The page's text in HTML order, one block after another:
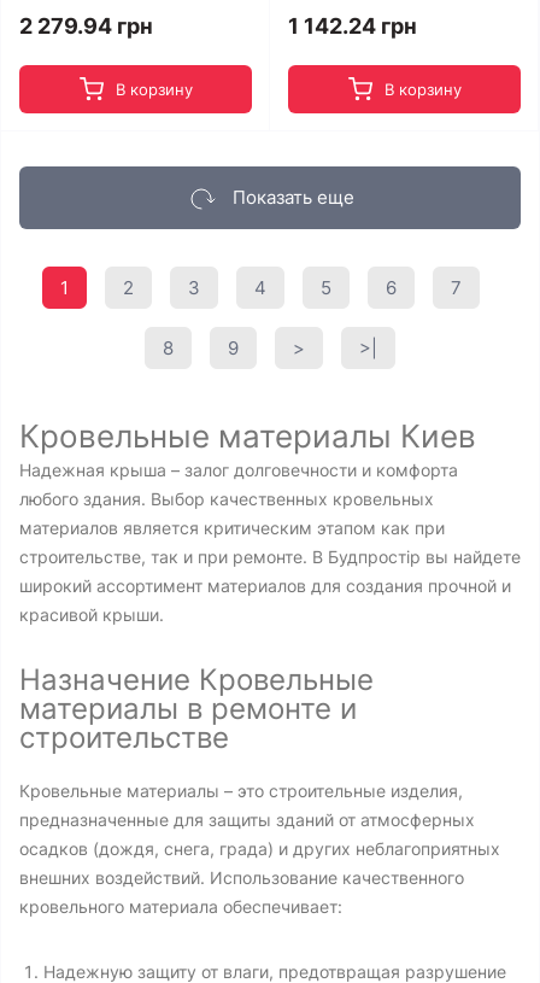
2 279.94 грн
В корзину
1 142.24 грн
В корзину
Показать еще
1 2 3 4 5 6 7
8 9 > >|
Кровельные материалы Киев
Надежная крыша – залог долговечности и комфорта
любого здания. Выбор качественных кровельных
материалов является критическим этапом как при
строительстве, так и при ремонте. В Будпростір вы найдете
широкий ассортимент материалов для создания прочной и
красивой крыши.
Назначение Кровельные
материалы в ремонте и
строительстве
Кровельные материалы – это строительные изделия,
предназначенные для защиты зданий от атмосферных
осадков (дождя, снега, града) и других неблагоприятных
внешних воздействий. Использование качественного
кровельного материала обеспечивает:
Надежную защиту от влаги, предотвращая разрушение